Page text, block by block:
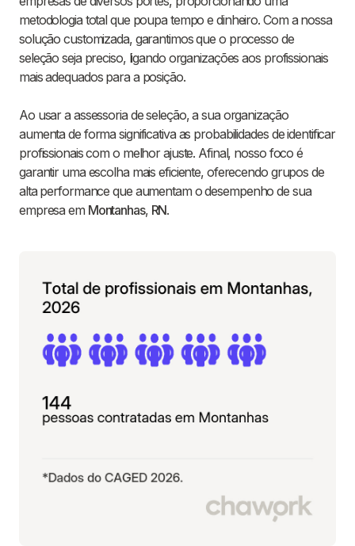
metodologia total que poupa tempo e dinheiro. Com a nossa
solução customizada, garantimos que o processo de
seleção seja preciso, ligando organizações aos profissionais
mais adequados para a posição.
Ao usar a assessoria de seleção, a sua organização
aumenta de forma significativa as probabilidades de identificar
profissionais com o melhor ajuste. Afinal, nosso foco é
garantir uma escolha mais eficiente, oferecendo grupos de
alta performance que aumentam o desempenho de sua
empresa em Montanhas, RN.